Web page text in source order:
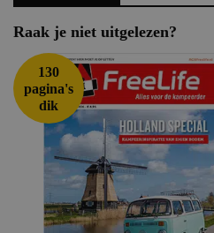
Raak je niet uitgelezen?
130
pagina's
dik